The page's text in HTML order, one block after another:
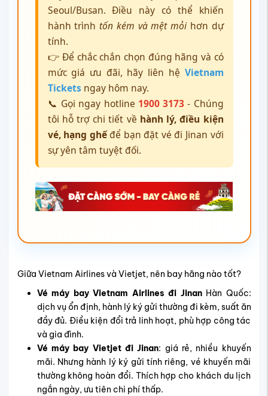
Seoul/Busan. Điều này có thể khiến
hành trình tốn kém và mệt mỏi hơn dự
tính.
👉 Để chắc chắn chọn đúng hãng và có
mức giá ưu đãi, hãy liên hệ Vietnam
Tickets ngay hôm nay.
📞 Gọi ngay hotline 1900 3173 - Chúng
tôi hỗ trợ chi tiết về hành lý, điều kiện
vé, hạng ghếđể bạn đặt vé đi Jinan với
sự yên tâm tuyệt đối.
Giữa Vietnam Airlines và Vietjet, nên bay hãng nào tốt?
Vé máy bay Vietnam Airlines đi Jinan Hàn Quốc:
dịch vụ ổn định, hành lý ký gửi thường đi kèm, suất ăn
đầy đủ. Điều kiện đổi trả linh hoạt, phù hợp công tác
và gia đình.
Vé máy bay Vietjet đi Jinan: giá rẻ, nhiều khuyến
mãi. Nhưng hành lý ký gửi tính riêng, vé khuyến mãi
thường không hoàn đổi. Thích hợp cho khách du lịch
ngắn ngày, ưu tiên chi phí thấp.